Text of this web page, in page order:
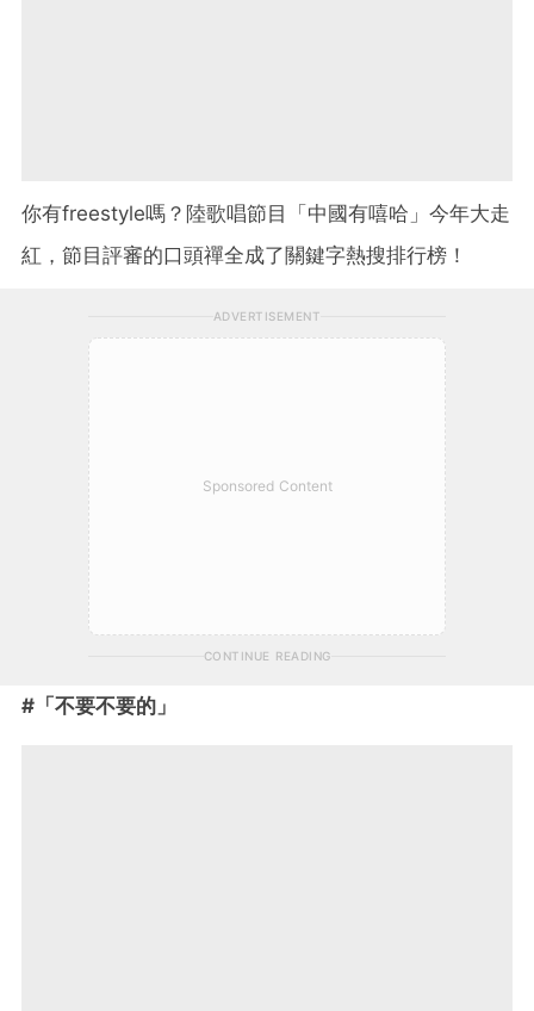
你有freestyle嗎？陸歌唱節目「中國有嘻哈」今年大走
紅，節目評審的口頭禪全成了關鍵字熱搜排行榜！
ADVERTISEMENT
Sponsored Content
CONTINUE READING
#「不要不要的」